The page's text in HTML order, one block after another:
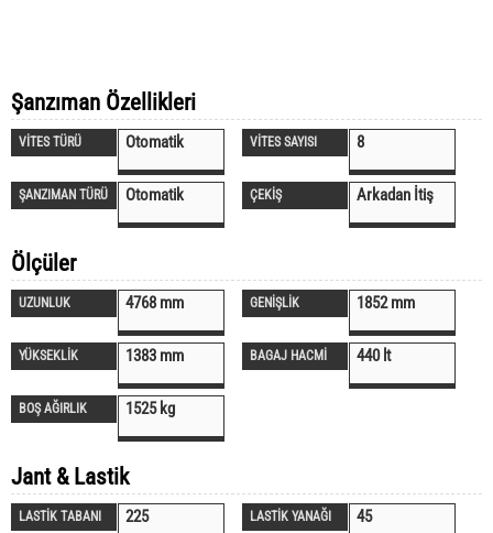
Şanzıman Özellikleri
VİTES TÜRÜ Otomatik VİTES SAYISI 8
ŞANZIMAN TÜRÜ Otomatik ÇEKİŞ Arkadan İtiş
Ölçüler
UZUNLUK 4768 mm GENİŞLİK 1852 mm
YÜKSEKLİK 1383 mm BAGAJ HACMİ 440 lt
BOŞ AĞIRLIK 1525 kg
Jant & Lastik
LASTİK TABANI 225 LASTİK YANAĞI 45